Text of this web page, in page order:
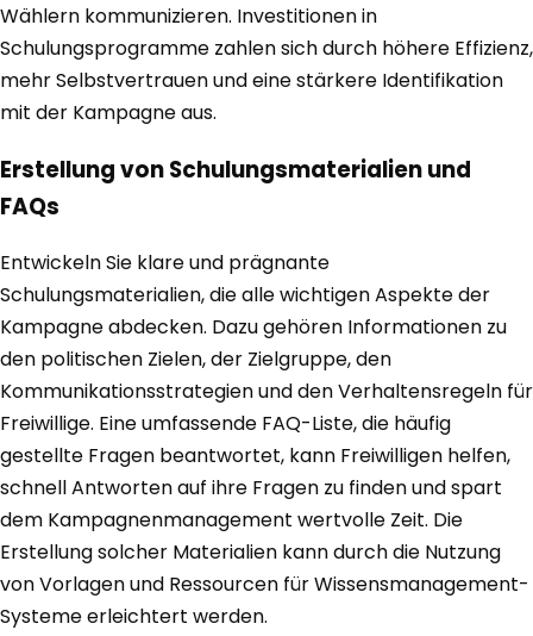
Wählern kommunizieren. Investitionen in
Schulungsprogramme zahlen sich durch höhere Effizienz,
mehr Selbstvertrauen und eine stärkere Identifikation
mit der Kampagne aus.
Erstellung von Schulungsmaterialien und
FAQs
Entwickeln Sie klare und prägnante
Schulungsmaterialien, die alle wichtigen Aspekte der
Kampagne abdecken. Dazu gehören Informationen zu
den politischen Zielen, der Zielgruppe, den
Kommunikationsstrategien und den Verhaltensregeln für
Freiwillige. Eine umfassende FAQ-Liste, die häufig
gestellte Fragen beantwortet, kann Freiwilligen helfen,
schnell Antworten auf ihre Fragen zu finden und spart
dem Kampagnenmanagement wertvolle Zeit. Die
Erstellung solcher Materialien kann durch die Nutzung
von Vorlagen und Ressourcen für Wissensmanagement-
Systeme erleichtert werden.